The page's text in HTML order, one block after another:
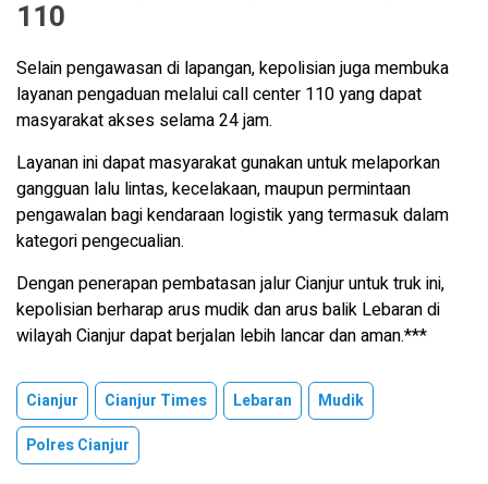
110
Selain pengawasan di lapangan, kepolisian juga membuka
layanan pengaduan melalui call center 110 yang dapat
masyarakat akses selama 24 jam.
Layanan ini dapat masyarakat gunakan untuk melaporkan
gangguan lalu lintas, kecelakaan, maupun permintaan
pengawalan bagi kendaraan logistik yang termasuk dalam
kategori pengecualian.
Dengan penerapan pembatasan jalur Cianjur untuk truk ini,
kepolisian berharap arus mudik dan arus balik Lebaran di
wilayah Cianjur dapat berjalan lebih lancar dan aman.***
Cianjur Cianjur Times Lebaran
Mudik
Polres Cianjur